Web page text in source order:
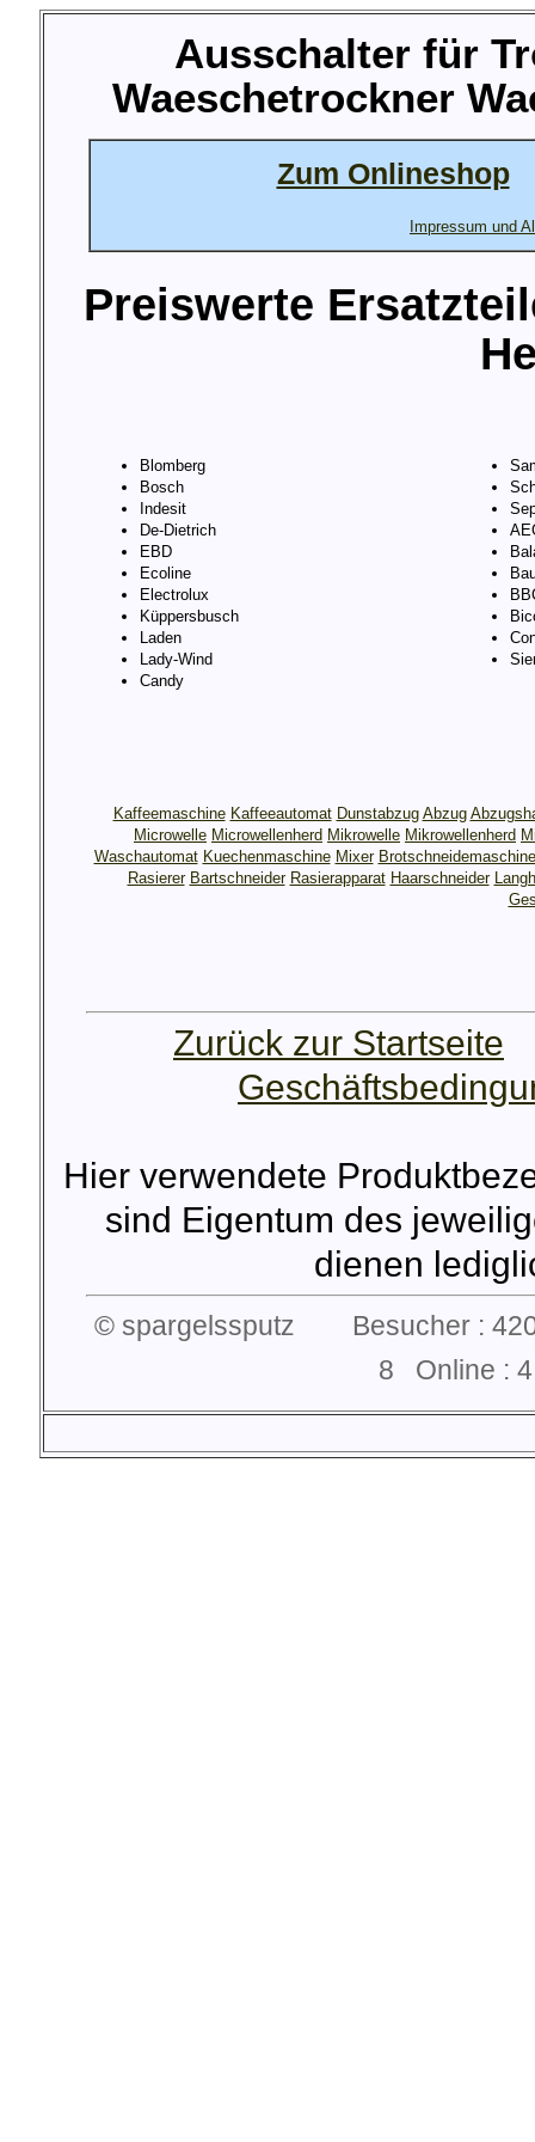
Ausschalter für
Waeschetrockner
Zum Onlineshop
Impressum und
Preiswerte
Blomberg
Bosch
Indesit
De-Dietrich
EBD
Ecoline
Electrolux
Küppersbusch
Laden
Lady-Wind
Candy
Kaffeemaschine Kaffeeautomat Dunstabzug Abzug
Microwelle Microwellenherd Mikrowelle Mikrowellenherd
Waschautomat Kuechenmaschine Mixer Brotschneidemaschine
Rasierer Bartschneider Rasierapparat Haarschneider
Zurück zur Startseite
Hier verwendete
sind Eigentum des
dienen
© spargelssputz Besucher :
8 Online :